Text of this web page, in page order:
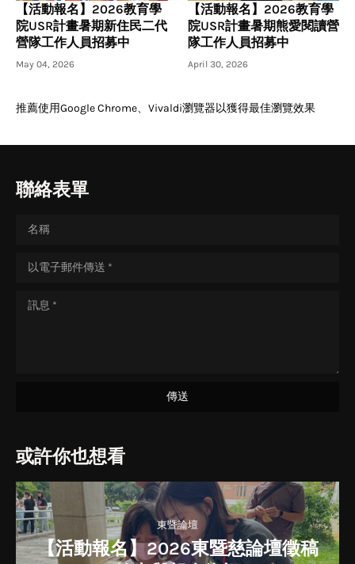
【活動報名】2026教育學
院USR計畫暑期新住民二代
營隊工作人員招募中
May 04, 2026
【活動報名】2026教育學
院USR計畫暑期熊愛閱讀營
隊工作人員招募中
April 30, 2026
推薦使用Google Chrome、Vivaldi瀏覽器以獲得最佳瀏覽效果
聯絡表單
或許你也想看
東暨論壇
【活動報名】2026東暨慈論壇徵稿